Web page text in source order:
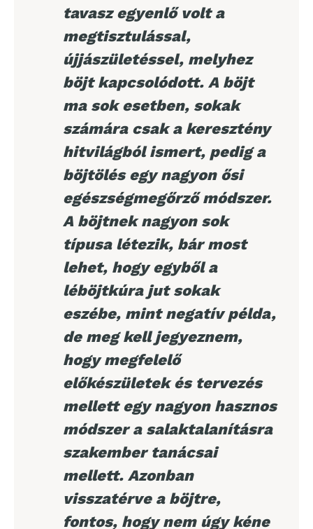
tavasz egyenlő volt a
megtisztulással,
újjászületéssel, melyhez
böjt kapcsolódott. A böjt
ma sok esetben, sokak
számára csak a keresztény
hitvilágból ismert, pedig a
böjtölés egy nagyon ősi
egészségmegőrző módszer.
A böjtnek nagyon sok
típusa létezik, bár most
lehet, hogy egyből a
léböjtkúra jut sokak
eszébe, mint negatív példa,
de meg kell jegyeznem,
hogy megfelelő
előkészületek és tervezés
mellett egy nagyon hasznos
módszer a salaktalanításra
szakember tanácsai
mellett. Azonban
visszatérve a böjtre,
fontos, hogy nem úgy kéne